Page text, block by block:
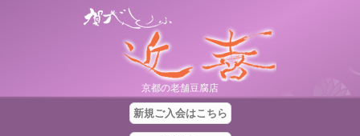
京都の老舗豆腐店
新規ご入会はこちら